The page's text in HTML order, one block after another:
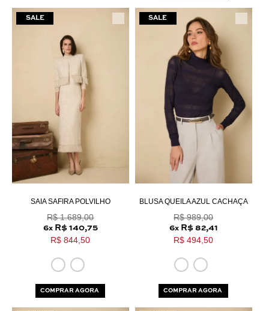
SAIA SAFIRA POLVILHO
R$ 1.689,00
6x R$ 140,75
R$ 844,50
COMPRAR AGORA
BLUSA QUEILA AZUL CACHAÇA
R$ 989,00
6x R$ 82,41
R$ 494,50
COMPRAR AGORA